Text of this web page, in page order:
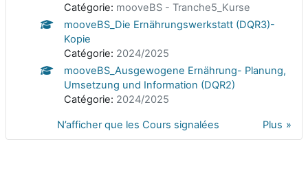
Catégorie: mooveBS - Tranche5_Kurse
mooveBS_Die Ernährungswerkstatt (DQR3)-
Kopie
Catégorie: 2024/2025
mooveBS_Ausgewogene Ernährung- Planung,
Umsetzung und Information (DQR2)
Catégorie: 2024/2025
Plus
N’afficher que les Cours signalées